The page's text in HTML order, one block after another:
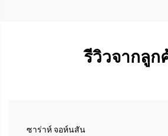
รีวิวจากลูก
ซาร่าห์ จอห์นสัน